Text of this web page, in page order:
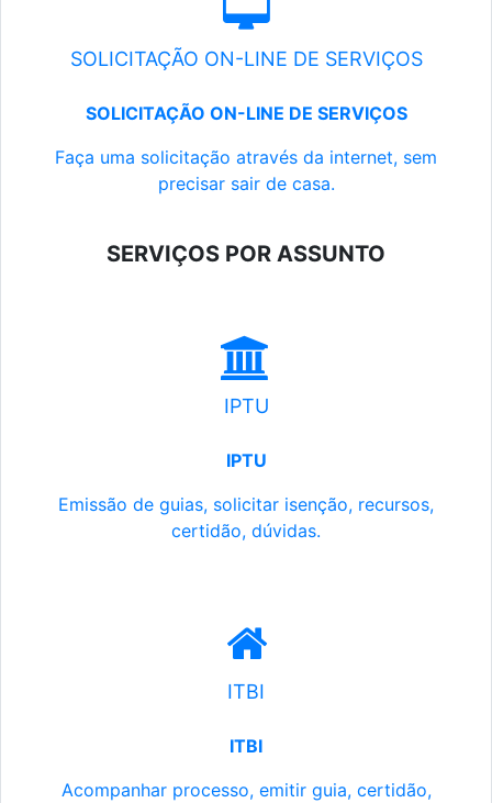
SOLICITAÇÃO ON-LINE DE SERVIÇOS
SOLICITAÇÃO ON-LINE DE SERVIÇOS
Faça uma solicitação através da internet, sem
precisar sair de casa.
SERVIÇOS POR ASSUNTO
IPTU
IPTU
Emissão de guias, solicitar isenção, recursos,
certidão, dúvidas.
ITBI
ITBI
Acompanhar processo, emitir guia, certidão,